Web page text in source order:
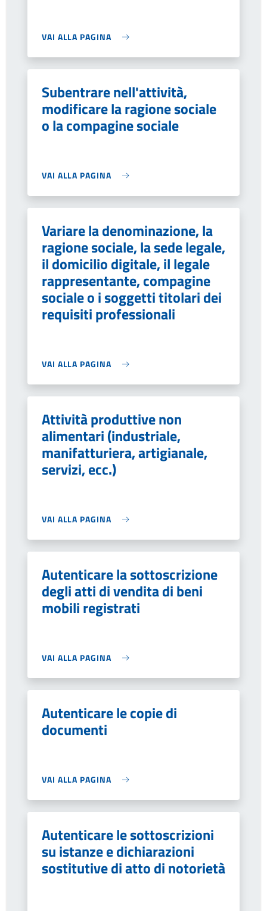
VAI ALLA PAGINA
Subentrare nell'attività,
modificare la ragione sociale
o la compagine sociale
VAI ALLA PAGINA
Variare la denominazione, la
ragione sociale, la sede legale,
il domicilio digitale, il legale
rappresentante, compagine
sociale o i soggetti titolari dei
requisiti professionali
VAI ALLA PAGINA
Attività produttive non
alimentari (industriale,
manifatturiera, artigianale,
servizi, ecc.)
VAI ALLA PAGINA
Autenticare la sottoscrizione
degli atti di vendita di beni
mobili registrati
VAI ALLA PAGINA
Autenticare le copie di
documenti
VAI ALLA PAGINA
Autenticare le sottoscrizioni
su istanze e dichiarazioni
sostitutive di atto di notorietà